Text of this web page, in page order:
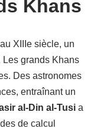
Khans
XIIIe siècle, un
Les grands Khans
Des astronomes
entraînant un
al-Din al-Tusi a
de calcul